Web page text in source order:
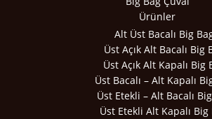
Ürünler
Alt Üst Bacalı Big
Üst Açık Alt Bacalı Big
Üst Açık Alt Kapalı Big
Üst Bacalı – Alt Kapalı
Üst Etekli – Alt Bacalı
Üst Etekli Alt Kapalı Big